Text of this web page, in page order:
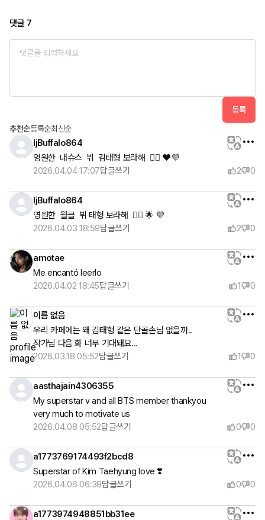
댓글 7
등록
추천순등록순최신순
ljBuffalo864
영원한  내슈스  뷔  김태형 보라해  👍🏻 ❤️💜
2026.04.04 17:07답글쓰기 2 0
ljBuffalo864
영원한  월클  뷔 태형 보라해  👍🏻 🌟 💜
2026.04.03 18:59답글쓰기 2 0
amotae
Me encantó leerlo
2026.04.02 18:45답글쓰기 1 0
이름 없음
우리 카페에는 왜 김태형 같은 단골손님 없을까..
작가님 다음 화 너무 기대돼요...
2026.03.18 05:52답글쓰기 1 0
aasthajain4306355
My superstar v and all BTS member thankyou
very much to motivate us
2026.04.08 05:52답글쓰기 0 0
a1773769174493f2bcd8
Superstar of Kim Taehyung love ❣️
2026.04.06 06:38답글쓰기 0 0
a1773974948851bb31ee